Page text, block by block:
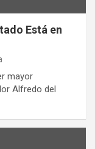
Está en
mayor
Alfredo del